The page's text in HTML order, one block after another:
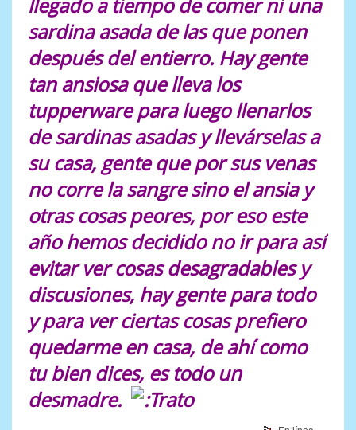
sardina asada de las que ponen
después del entierro. Hay gente
tan ansiosa que lleva los
tupperware para luego llenarlos
de sardinas asadas y llevárselas a
su casa, gente que por sus venas
no corre la sangre sino el ansia y
otras cosas peores, por eso este
año hemos decidido no ir para así
evitar ver cosas desagradables y
discusiones, hay gente para todo
y para ver ciertas cosas prefiero
quedarme en casa, de ahí como
tu bien dices, es todo un
desmadre.